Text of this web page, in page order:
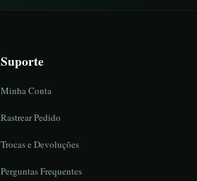
Suporte
Minha Conta
Rastrear Pedido
Trocas e Devoluções
Perguntas Frequentes